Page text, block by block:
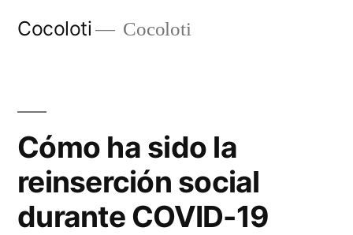
Cocoloti Cocoloti
Cómo ha sido la
reinserción social
durante COVID-19